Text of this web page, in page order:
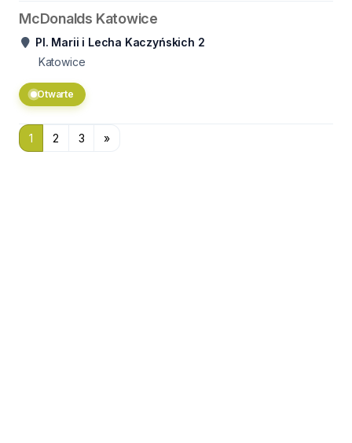
McDonalds Katowice
Pl. Marii i Lecha Kaczyńskich 2
Katowice
Otwarte
1 2 3 »